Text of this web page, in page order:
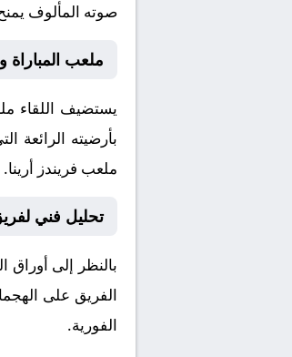
صوته المألوف
ملعب المباراة
يستضيف اللقاء
بأرضيته الرائعة
ملعب فريندز أرينا.
تحليل فني
بالنظر إلى أوراق
الفريق على
الفورية.